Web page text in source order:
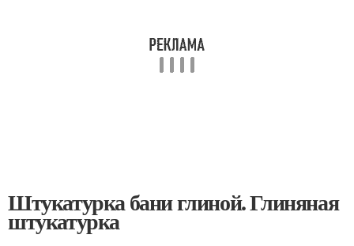
Штукатурка бани глиной. Глиняная
штукатурка